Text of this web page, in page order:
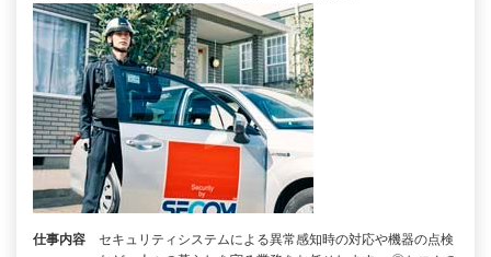
仕事内容
セキュリティシステムによる異常感知時の対応や機器の点検